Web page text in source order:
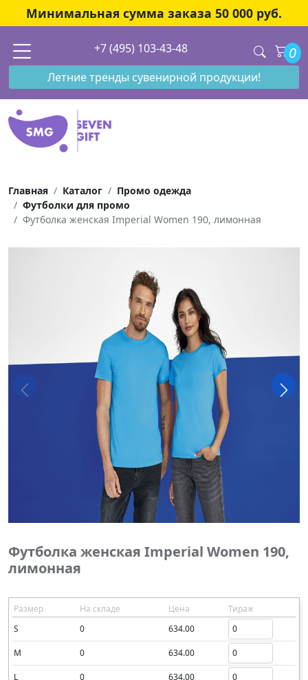
Минимальная сумма заказа 50 000 руб.
+7 (495) 103-43-48 0
Летние тренды сувенирной продукции!
Главная Каталог
Промо одежда
Футболки для промо
Футболка женская Imperial Women 190, лимонная
Футболка женская Imperial Women 190,
лимонная
Размер На складе Цена
Тираж
S
0 634.00
M 0 634.00
L 0 634.00